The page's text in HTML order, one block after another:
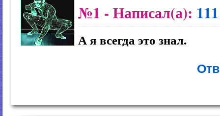
№1 - Написал(а): 111
А я всегда это знал.